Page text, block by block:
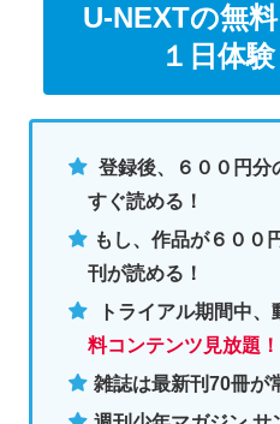
U-NEXTの無
１日体
登録後、６００円分
すぐ読める！
もし、作品が６００
刊が読める！
トライアル期間中
料コンテンツ見放題！
雑誌は最新刊70冊が